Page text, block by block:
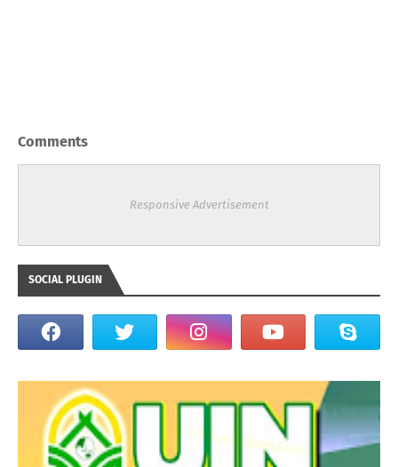
Comments
Responsive Advertisement
SOCIAL PLUGIN